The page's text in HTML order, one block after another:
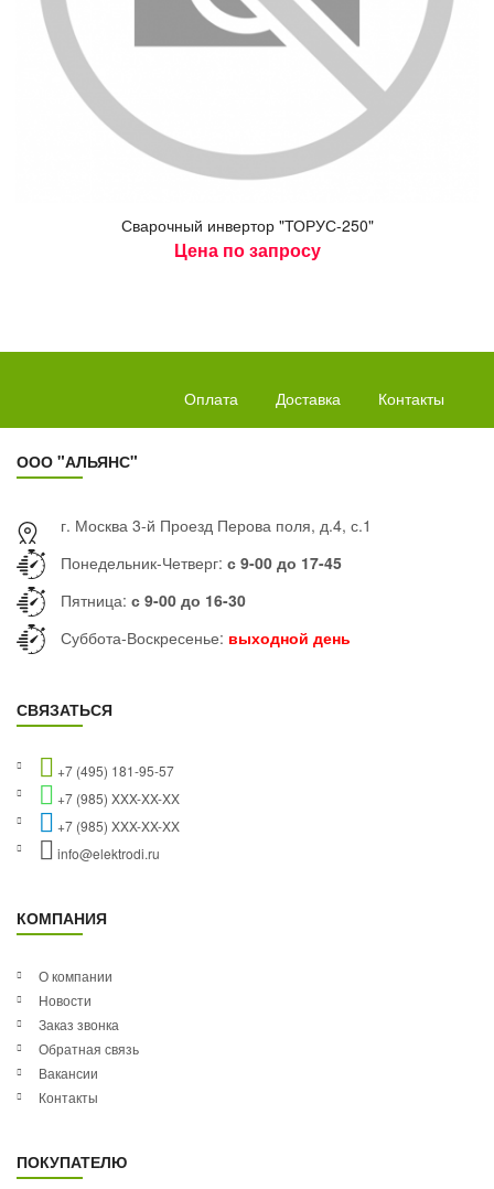
Сва­роч­ный ин­вертор "ТО­РУС-250"
Цена по запросу
Оплата Доставка Контакты
ООО "АЛЬЯНС"
г. Москва 3-й Проезд Перова поля, д.4, с.1
Понедельник-Четверг: с 9-00 до 17-45
Пятница: с 9-00 до 16-30
Суббота-Воскресенье: выходной день
СВЯЗАТЬСЯ
+7 (495) 181-95-57
+7 (985) XXX-XX-XX
+7 (985) XXX-XX-XX
info@elektrodi.ru
КОМПАНИЯ
О компании
Новости
Заказ звонка
Обратная связь
Вакансии
Контакты
ПОКУПАТЕЛЮ